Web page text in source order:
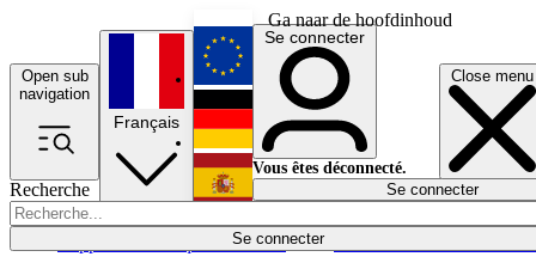
Ga naar de hoofdinhoud
Open sub
navigation
Close menu
Recherche
Se connecter
Économie
Français
English
Deutsch
Español
Se connecter
Vous êtes déconnecté.
Se connecter